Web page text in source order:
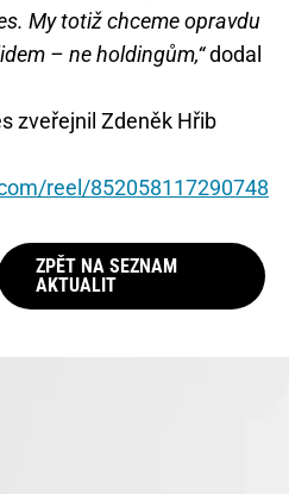
My totiž chceme opravdu
– ne holdingům,“dodal
zveřejnil Zdeněk Hřib
reel/852058117290748
ZPĚT NA SEZNAM
AKTUALIT